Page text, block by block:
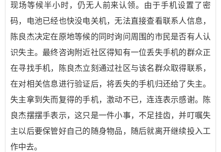
现场等候半小时，仍无人前来认领。由于手机设置了密
码，电池已经也快没电关机，无法直接查看联系人信息，
陈良杰决定在原地等候的同时询问周围的市民是否有人认
识失主。最终咨询附近社区得知有一位丢失手机的群众正
在寻找手机，陈良杰立刻通过社区与该名群众取得联系，
在对相关信息进行验证后，将丢失的手机归还给了失主。
失主拿到失而复得的手机，激动不已，连连表示感谢。陈
良杰摆摆手表示，这只是一件小事，不足挂齿，并叮嘱失
主以后要保管好自己的随身物品，随后就离开继续投入工
作中去。